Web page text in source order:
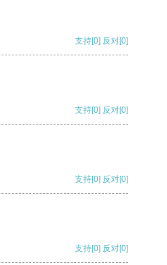
支持[0] 反对[0]
支持[0] 反对[0]
支持[0] 反对[0]
支持[0] 反对[0]